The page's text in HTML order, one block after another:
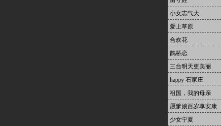
小女志气大
爱上草原
合欢花
鹊桥恋
三台明天更美丽
happy 石家庄
祖国，我的母亲
愿爹娘百岁享安康
少女宁夏